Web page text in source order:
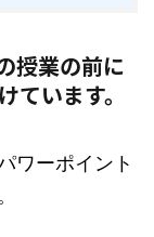
授業の前に
います。
ワーポイント